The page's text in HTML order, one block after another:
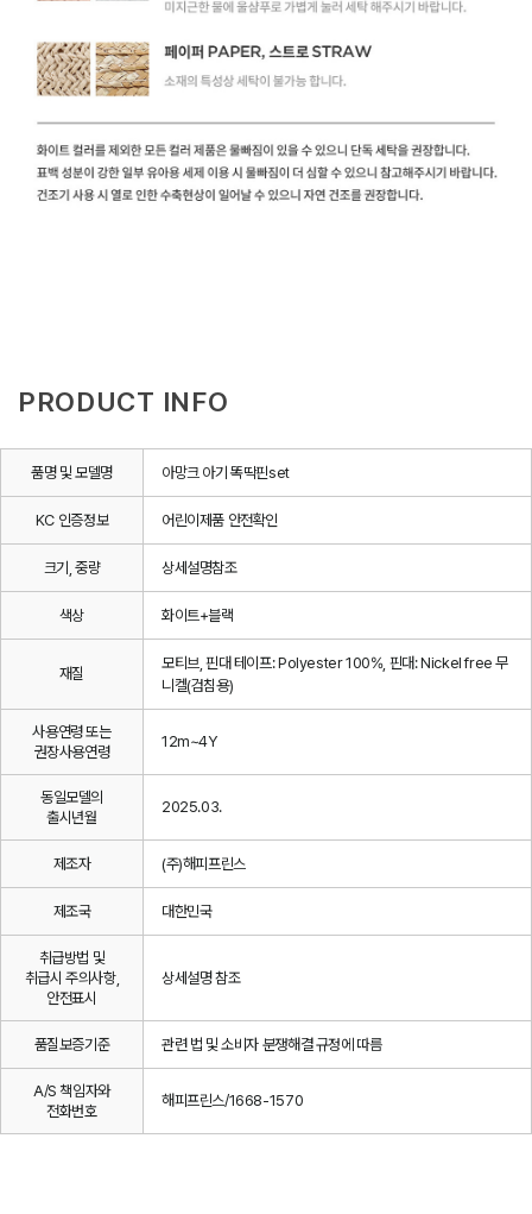
PRODUCT INFO
품명 및 모델명 아망크 아기 똑딱핀set
KC 인증정보 어린이제품 안전확인
크기, 중량 상세설명참조
색상 화이트+블랙
재질
모티브, 핀대 테이프: Polyester 100%, 핀대: Nickel free 무
니켈(검침용)
사용연령 또는
권장사용연령
12m~4Y
동일모델의
출시년월
2025.03.
제조자 (주)해피프린스
제조국 대한민국
취급방법 및
취급시 주의사항,
안전표시
상세설명 참조
품질보증기준 관련 법 및 소비자 분쟁해결 규정에 따름
A/S 책임자와
전화번호
해피프린스/1668-1570